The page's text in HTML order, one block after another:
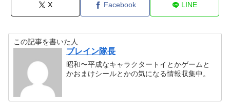
X Facebook LINE
この記事を書いた人
ブレイン隊長
昭和〜平成なキャラクタートイとかゲームと
かおまけシールとかの気になる情報収集中。